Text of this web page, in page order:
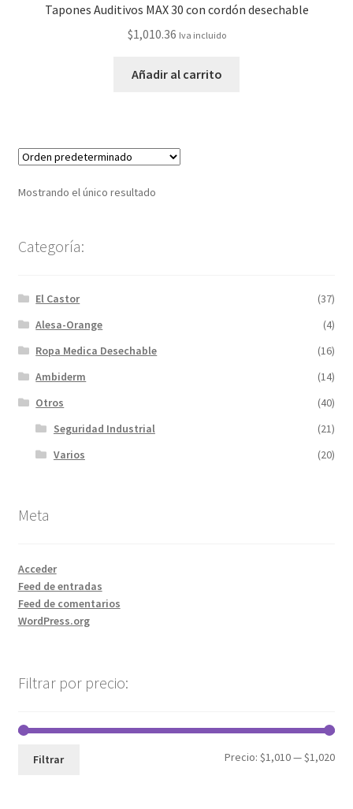
Tapones Auditivos MAX 30 con cordón desechable
$1,010.36 Iva incluido
Añadir al carrito
Mostrando el único resultado
Categoría:
El Castor
(37)
Alesa-Orange
(4)
Ropa Medica Desechable
(16)
Ambiderm
(14)
Otros
(40)
Seguridad Industrial
(21)
Varios
(20)
Meta
Acceder
Feed de entradas
Feed de comentarios
WordPress.org
Filtrar por precio:
Filtrar Precio: $1,010— $1,020